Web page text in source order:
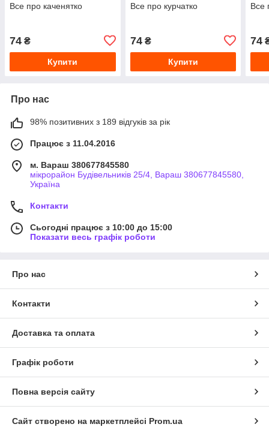
Все про каченятко
74 ₴
Купити
Все про курчатко
74₴
Купити
Все
74
Про нас
98% позитивних з 189 відгуків за рік
Працює з 11.04.2016
м. Вараш 380677845580
мікрорайон Будівельників 25/4, Вараш 380677845580,
Україна
Контакти
Сьогодні працює з 10:00 до 15:00
Показати весь графік роботи
Про нас
Контакти
Доставка та оплата
Графік роботи
Повна версія сайту
Сайт створено на маркетплейсі Prom.ua